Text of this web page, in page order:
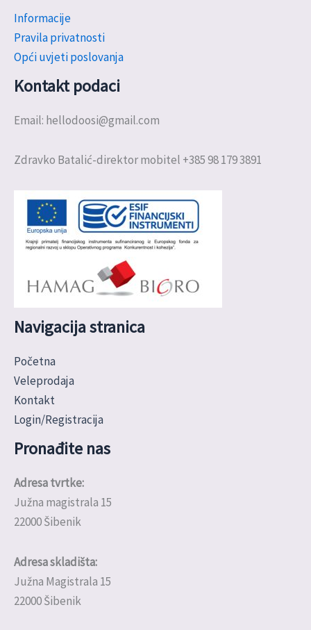
Informacije
Pravila privatnosti
Opći uvjeti poslovanja
Kontakt podaci
Email: hellodoosi@gmail.com
Zdravko Batalić-direktor mobitel +385 98 179 3891
Navigacija stranica
Početna
Veleprodaja
Kontakt
Login/Registracija
Pronađite nas
Adresa tvrtke:
Južna magistrala 15
22000 Šibenik
Adresa skladišta:
Južna Magistrala 15
22000 Šibenik